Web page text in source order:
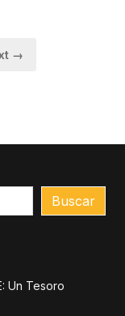
→
Buscar
Un Tesoro